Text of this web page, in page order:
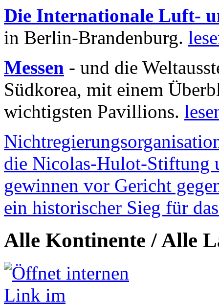
Die Internationale Luft-
in Berlin-Brandenburg.
Messen - und die
Südkorea, mit einem
wichtigsten Pavillions.
die Nicolas-Hulot-Stiftung
gewinnen vor Gericht
ein historischer Sieg für
Alle Kontinente / Alle